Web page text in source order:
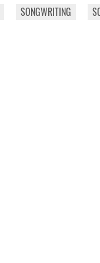
SONGWRITING